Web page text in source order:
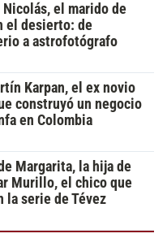
el marido de
el desierto: de
a astrofotógrafo
Karpan, el ex novio
construyó un negocio
en Colombia
Margarita, la hija de
Murillo, el chico que
la serie de Tévez